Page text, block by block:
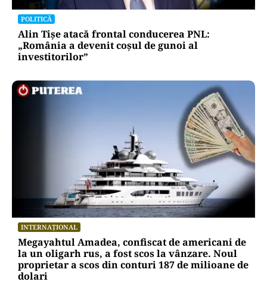
POLITICĂ
Alin Tișe atacă frontal conducerea PNL:
„România a devenit coșul de gunoi al
investitorilor”
INTERNAȚIONAL
Megayahtul Amadea, confiscat de americani de
la un oligarh rus, a fost scos la vânzare. Noul
proprietar a scos din conturi 187 de milioane de
dolari